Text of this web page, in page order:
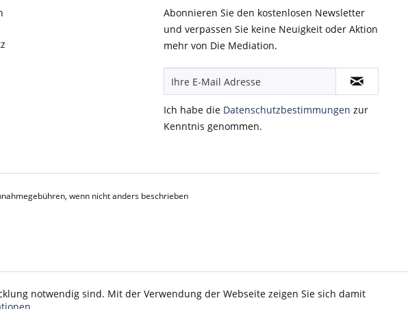
Abonnieren Sie den kostenlosen Newsletter
und verpassen Sie keine Neuigkeit oder Aktion
mehr von Die Mediation.
Ich habe die Datenschutzbestimmungen zur
Kenntnis genommen.
wenn nicht anders beschrieben
notwendig sind. Mit der Verwendung der Webseite zeigen Sie sich damit